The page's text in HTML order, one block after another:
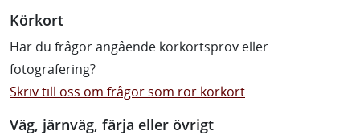
Körkort
Har du frågor angående körkortsprov eller
fotografering?
Skriv till oss om frågor som rör körkort
Väg, järnväg, färja eller övrigt